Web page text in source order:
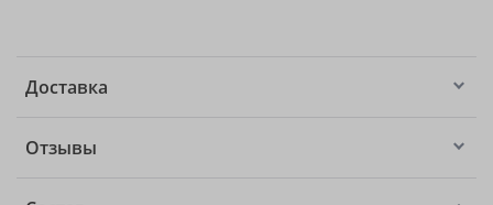
Доставка
Отзывы